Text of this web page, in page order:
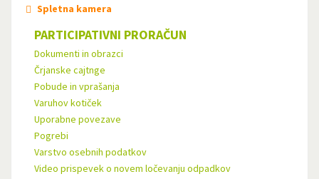
Spletna kamera
PARTICIPATIVNI PRORAČUN
Dokumenti in obrazci
Črjanske cajtnge
Pobude in vprašanja
Varuhov kotiček
Uporabne povezave
Pogrebi
Varstvo osebnih podatkov
Video prispevek o novem ločevanju odpadkov